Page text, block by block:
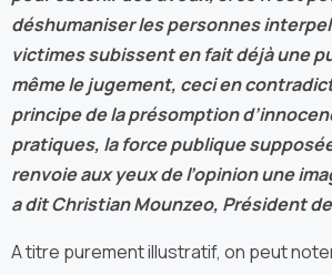
déshumaniser les personnes
victimes subissent en fait déjà une
même le jugement, ceci en
principe de la présomption
pratiques, la force publique
renvoie aux yeux de l’opinion une
a dit Christian Mounzeo, Président de
A titre purement illustratif, on peut